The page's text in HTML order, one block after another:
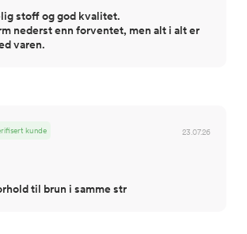
stoff og god kvalitet.
nederst enn forventet, men alt i alt er
varen.
23.07.26
kunde
til brun i samme str